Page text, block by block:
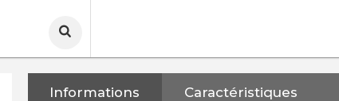
Informations Caractéristiques